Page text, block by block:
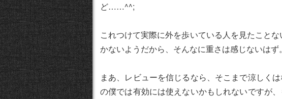
ど……^^;
これつけて実際に外を歩いている人を見たこと
かないようだから、そんなに重さは感じないはず。
まあ、レビューを信じるなら、そこまで涼しく
の僕では有効には使えないかもしれないですが